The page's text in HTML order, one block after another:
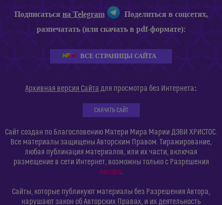
Подписатьсяна Telegram
Поделиться в соцсетях,
разпечатать (или скачать в pdf-формате):
ВСЕ СТРАНИЦЫ САЙТА
Архивная версия Сайта для просмотра без Интернета:
СКАЧАТЬ САЙТ
Сайт создан по Благословению Матери Мира Марии ДЭВИ ХРИСТОС.
Все материалы защищены Авторским Правом. Тиражирование,
любая публикация материалов, или их части, включая
размещение в сети Интернет, возможны только с Разрешения
Автора.
Сайты, которые публикуют материалы без Разрешения Автора,
нарушают закон об Авторских Правах, и их деятельность